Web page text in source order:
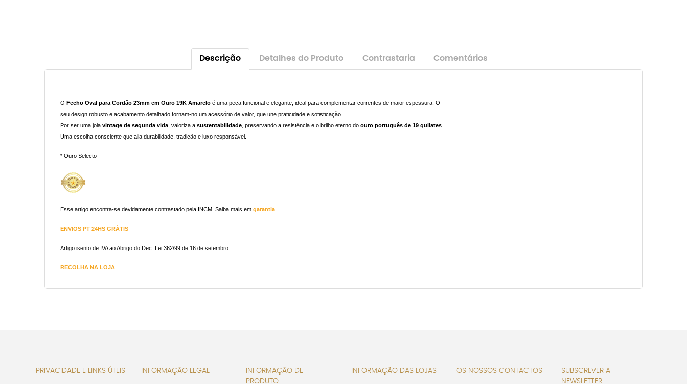
Descrição Detalhes do Produto Contrastaria Comentários
O Fecho Oval para Cordão 23mm em Ouro 19K Amarelo é uma peça funcional e elegante, ideal para complementar correntes de maior espessura. O
seu design robusto e acabamento detalhado tornam-no um acessório de valor, que une praticidade e sofisticação.
Por ser uma joia vintage de segunda vida , valoriza a sustentabilidade , preservando a resistência e o brilho eterno do ouro português de 19 quilates
Uma escolha consciente que alia durabilidade, tradição e luxo responsável.
* Ouro Selecto
Esse artigo encontra-se devidamente contrastado pela INCM. Saiba mais em garantia
ENVIOS PT 24HS GRÁTIS
Artigo isento de IVA ao Abrigo do Dec. Lei 362/99 de 16 de setembro
RECOLHA NA LOJA
PRIVACIDADE E LINKS ÚTEIS INFORMAÇÃO LEGAL
INFORMAÇÃO DE
PRODUTO
INFORMAÇÃO DAS LOJAS OS NOSSOS CONTACTOS
SUBSCREVER A
NEWSLETTER